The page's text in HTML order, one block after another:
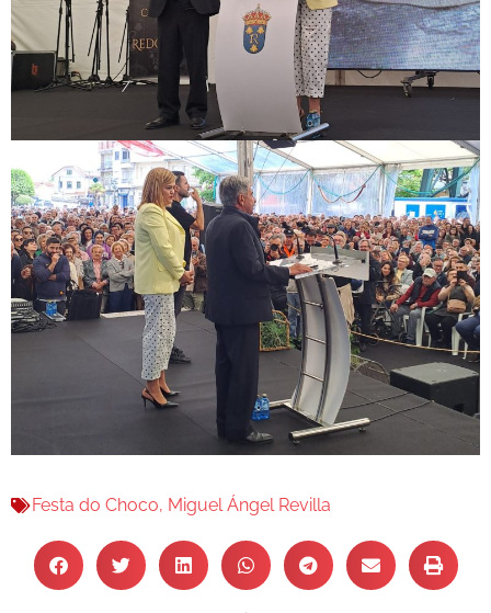
Festa do Choco, Miguel Ángel Revilla